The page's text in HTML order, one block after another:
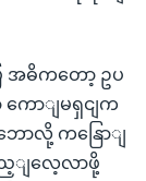
ြ အဓိကတော့ ဥပ
ကောျမရှငျက
ာလို့ ကနြောျ
ည့ျလေ့လာဖို့